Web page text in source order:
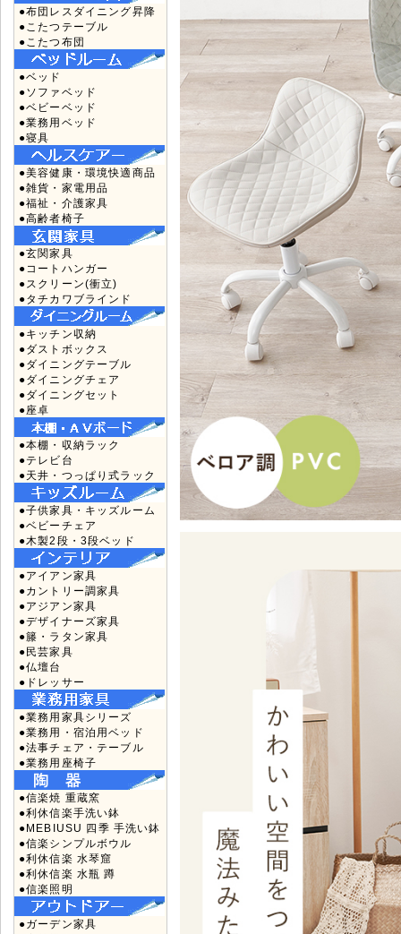
●布団レスダイニング昇降
●こたつテーブル
●こたつ布団
●ベッド
●ソファベッド
●ベビーベッド
●業務用ベッド
●寝具
●美容健康・環境快適商品
●雑貨・家電用品
●福祉・介護家具
●高齢者椅子
●玄関家具
●コートハンガー
●スクリーン(衝立)
●タチカワブラインド
●キッチン収納
●ダストボックス
●ダイニングテーブル
●ダイニングチェア
●ダイニングセット
●座卓
●本棚・収納ラック
●テレビ台
●天井・つっぱり式ラック
●子供家具・キッズルーム
●ベビーチェア
●木製2段・3段ベッド
●アイアン家具
●カントリー調家具
●アジアン家具
●デザイナーズ家具
●籐・ラタン家具
●民芸家具
●仏壇台
●ドレッサー
●業務用家具シリーズ
●業務用・宿泊用ベッド
●法事チェア・テーブル
●業務用座椅子
●信楽焼 重蔵窯
●利休信楽手洗い鉢
●MEBIUSU 四季 手洗い鉢
●信楽シンプルボウル
●利休信楽 水琴窟
●利休信楽 水瓶 蹲
●信楽照明
●ガーデン家具